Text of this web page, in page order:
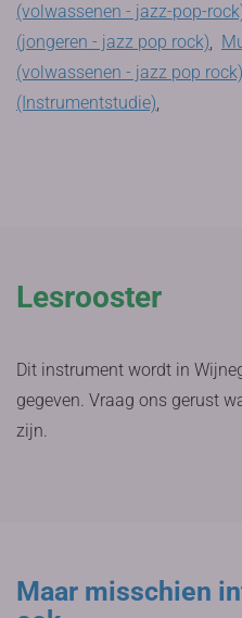
(volwassenen - jazz-pop-
(jongeren - jazz pop rock),
(volwassenen - jazz pop rock)
(Instrumentstudie),
Lesrooster
Dit instrument wordt in
gegeven. Vraag ons gerust
zijn.
Maar misschien